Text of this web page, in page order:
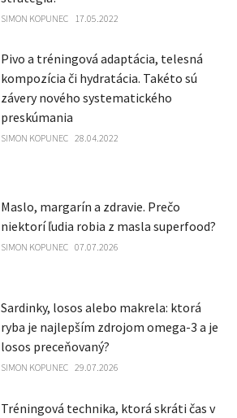
SIMON KOPUNEC 17.05.2022
Pivo a tréningová adaptácia, telesná
kompozícia či hydratácia. Takéto sú
závery nového systematického
preskúmania
SIMON KOPUNEC 28.04.2022
Maslo, margarín a zdravie. Prečo
niektorí ľudia robia z masla superfood?
SIMON KOPUNEC 07.07.2026
Sardinky, losos alebo makrela: ktorá
ryba je najlepším zdrojom omega-3 a je
losos preceňovaný?
SIMON KOPUNEC 29.07.2026
Tréningová technika, ktorá skráti čas v